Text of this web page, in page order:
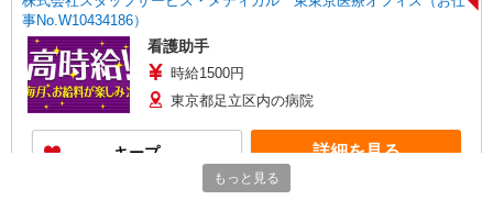
事No.W10434186）
看護助手
時給1500円
東京都足立区内の病院
キープ 詳細を見る
もっと見る